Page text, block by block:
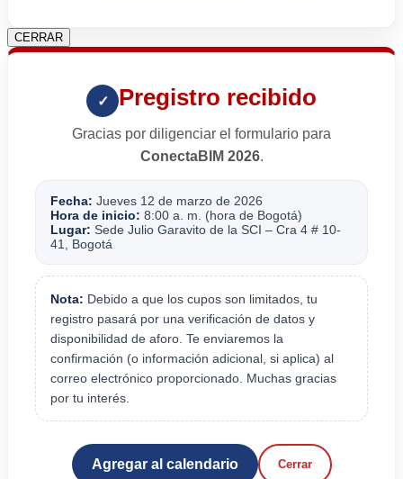
CERRAR
✓ Pregistro recibido
Gracias por diligenciar el formulario para
ConectaBIM 2026.
Fecha: Jueves 12 de marzo de 2026
Hora de inicio: 8:00 a. m. (hora de Bogotá)
Lugar: Sede Julio Garavito de la SCI – Cra 4 # 10-
41, Bogotá
Nota: Debido a que los cupos son limitados, tu
registro pasará por una verificación de datos y
disponibilidad de aforo. Te enviaremos la
confirmación (o información adicional, si aplica) al
correo electrónico proporcionado. Muchas gracias
por tu interés.
Agregar al calendario Cerrar